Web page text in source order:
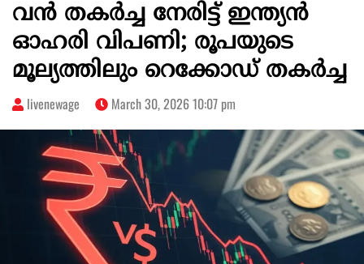
വൻ തകർച്ച നേരിട്ട് ഇന്ത്യൻ
ഓഹരി വിപണി; രൂപയുടെ
മൂല്യത്തിലും റെക്കോഡ് തകർച്ച
livenewage March 30, 2026 10:07 pm